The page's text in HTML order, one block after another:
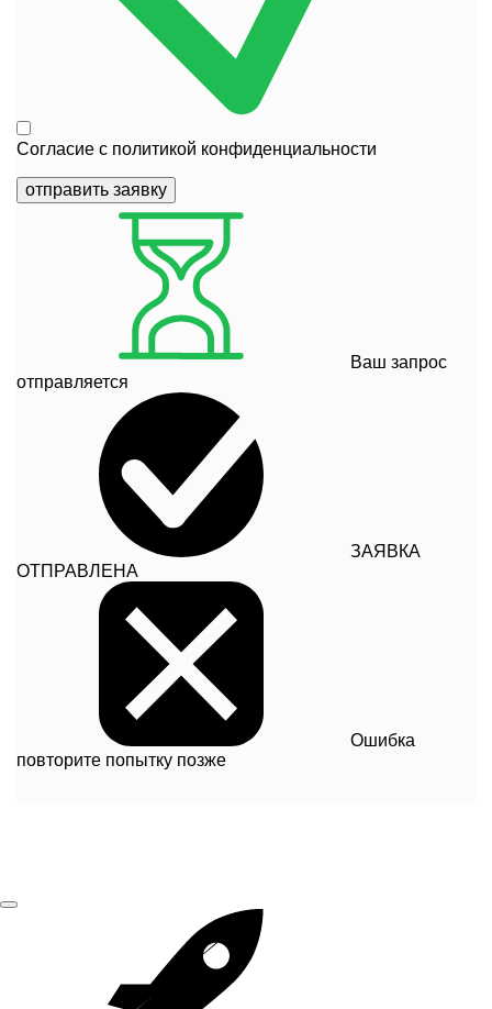
Согласие с политикой конфиденциальности
отправить заявку
Ваш запрос
отправляется
ЗАЯВКА
ОТПРАВЛЕНА
Ошибка
повторите попытку позже